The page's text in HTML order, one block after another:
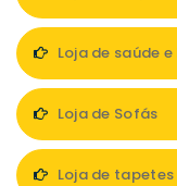
Loja de saúde
Loja de Sofás
Loja de tapetes